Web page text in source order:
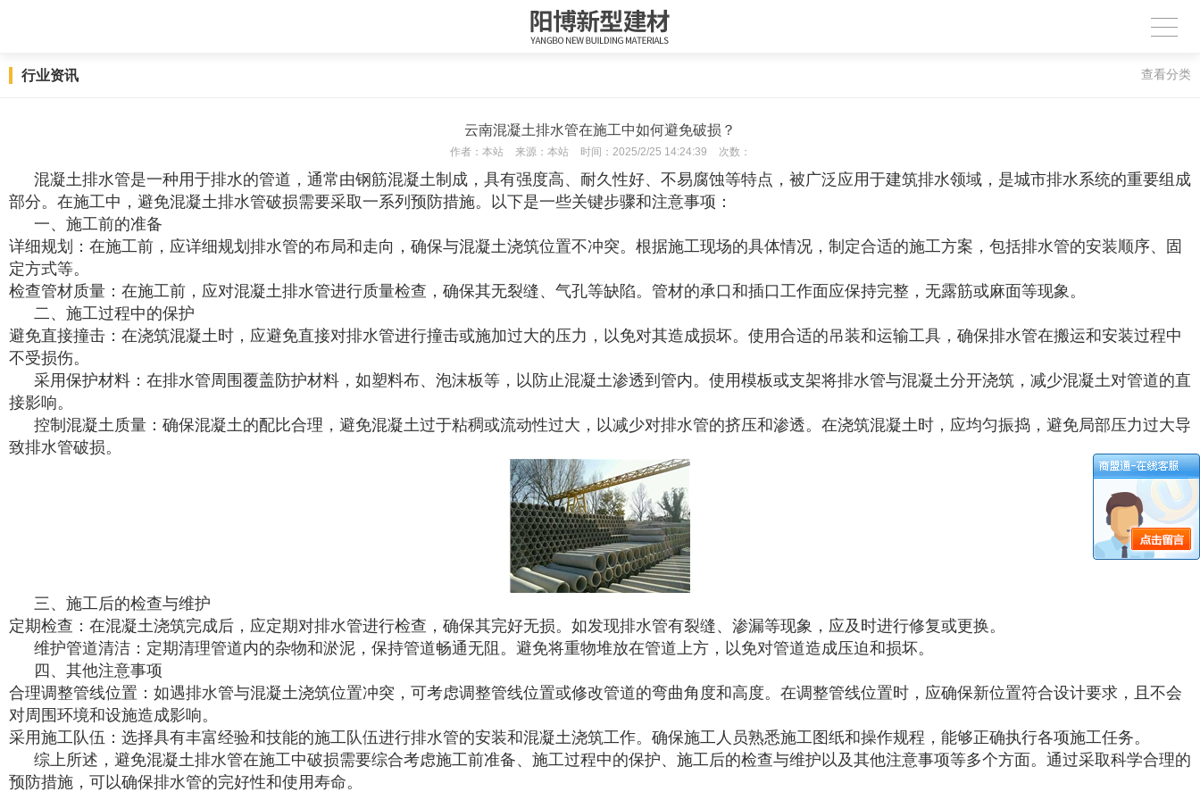
行业资讯 查看分类
云南混凝土排水管在施工中如何避免破损？
作者： 本站 来源： 本站 时间： 2025/2/25 14:24:39 次数：
混凝土排水管是一种用于排水的管道，通常由钢筋混凝土制成，具有强度高、耐久性好、不易腐蚀等特点，被广泛应用于建筑排水领域，是城市排水系统的重要组成
部分。在施工中，避免混凝土排水管破损需要采取一系列预防措施。以下是一些关键步骤和注意事项：
一、施工前的准备
详细规划：在施工前，应详细规划排水管的布局和走向，确保与混凝土浇筑位置不冲突。根据施工现场的具体情况，制定合适的施工方案，包括排水管的安装顺序、固
定方式等。
检查管材质量：在施工前，应对混凝土排水管进行质量检查，确保其无裂缝、气孔等缺陷。管材的承口和插口工作面应保持完整，无露筋或麻面等现象。
二、施工过程中的保护
避免直接撞击：在浇筑混凝土时，应避免直接对排水管进行撞击或施加过大的压力，以免对其造成损坏。使用合适的吊装和运输工具，确保排水管在搬运和安装过程中
不受损伤。
采用保护材料：在排水管周围覆盖防护材料，如塑料布、泡沫板等，以防止混凝土渗透到管内。使用模板或支架将排水管与混凝土分开浇筑，减少混凝土对管道的直
接影响。
控制混凝土质量：确保混凝土的配比合理，避免混凝土过于粘稠或流动性过大，以减少对排水管的挤压和渗透。在浇筑混凝土时，应均匀振捣，避免局部压力过大导
致排水管破损。
三、施工后的检查与维护
定期检查：在混凝土浇筑完成后，应定期对排水管进行检查，确保其完好无损。如发现排水管有裂缝、渗漏等现象，应及时进行修复或更换。
维护管道清洁：定期清理管道内的杂物和淤泥，保持管道畅通无阻。避免将重物堆放在管道上方，以免对管道造成压迫和损坏。
四、其他注意事项
合理调整管线位置：如遇排水管与混凝土浇筑位置冲突，可考虑调整管线位置或修改管道的弯曲角度和高度。在调整管线位置时，应确保新位置符合设计要求，且不会
对周围环境和设施造成影响。
采用施工队伍：选择具有丰富经验和技能的施工队伍进行排水管的安装和混凝土浇筑工作。确保施工人员熟悉施工图纸和操作规程，能够正确执行各项施工任务。
综上所述，避免混凝土排水管在施工中破损需要综合考虑施工前准备、施工过程中的保护、施工后的检查与维护以及其他注意事项等多个方面。通过采取科学合理的
预防措施，可以确保排水管的完好性和使用寿命。